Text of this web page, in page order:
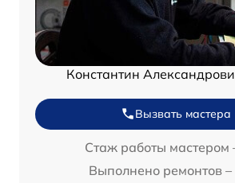
Константин
Вызвать мастера
Стаж работы мастером
Выполнено ремонтов –